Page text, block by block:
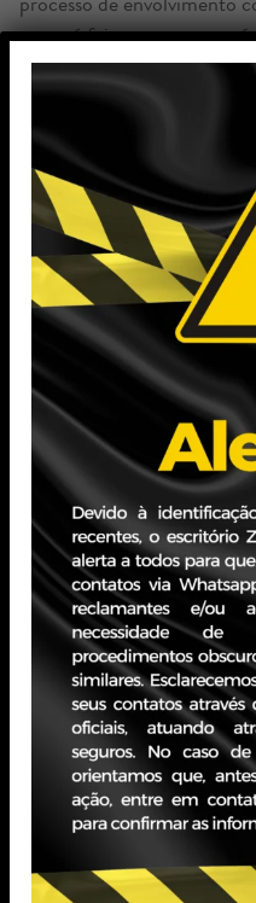
como é feito em outros
Podemos iniciar nos
cidade. Imaginem um
por uma cidade melhor.
muito ao contrário dos
organizam para destruir e
preciso deixar a ideologia
indivíduos para melhorar a
preciso ter a consciência
mais resultados do que as
mais por nossa sociedade
todos nós.
Tags:
Michel
Fundador
Advogados,
Direito
Empresarial.
em
onde
Secretário
e do Comitê